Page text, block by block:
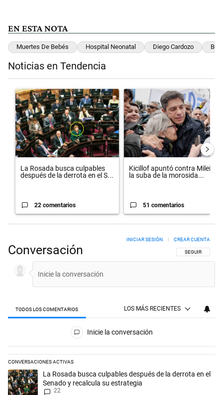
EN ESTA NOTA
Muertes De Bebés Hospital Neonatal Diego Cardozo
Noticias en Tendencia
Un artículo de tendencia con el título "La Rosada busca culpables
La Rosada busca culpables
después de la derrota en el S...
22 comentarios
Un artículo de tendencia con el
Kicillof apuntó contra Milei por
la suba de la morosida...
51 comentarios
Conversación SIGA ESTA
SEGUIR
INICIAR SESIÓN | CREAR CUENTA
TODOS LOS COMENTARIOS LOS MÁS RECIENTES
Todos los comentarios
Inicie la conversación
CONVERSACIONES ACTIVAS
Este listado muestra los artículos con más comentarios en los
Un artículo de tendencia con el título "La Rosada busca culpables
La Rosada busca culpables después de la derrota en el
Senado y recalcula su estrategia
22